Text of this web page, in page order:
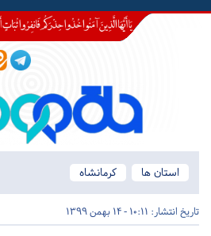
استان ها
کرمانشاه
تاریخ انتشار: 10:11 - 14 بهمن 1399